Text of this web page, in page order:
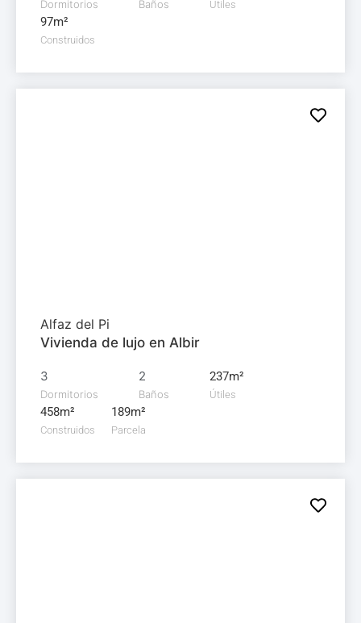
Dormitorios Baños Útiles
97m²
Construidos
Alfaz del Pi
Vivienda de lujo en Albir
3
Dormitorios
2
Baños
237m²
Útiles
458m²
Construidos
189m²
Parcela